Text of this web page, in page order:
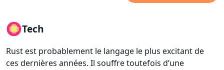
Tech
Rust est probablement le langage le plus excitant de
ces dernières années. Il souffre toutefois d’une